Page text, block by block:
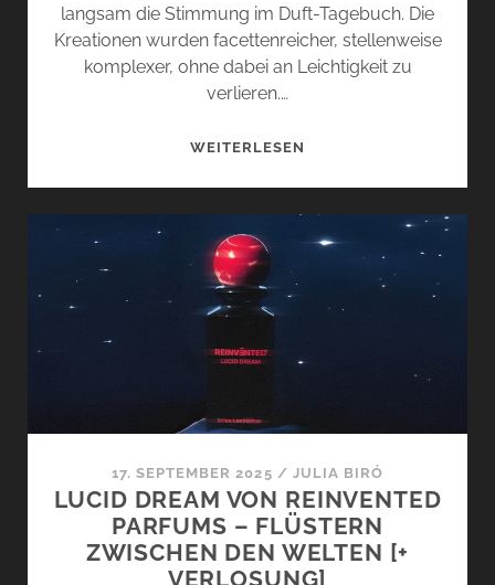
langsam die Stimmung im Duft-Tagebuch. Die
Kreationen wurden facettenreicher, stellenweise
komplexer, ohne dabei an Leichtigkeit zu
verlieren.…
WEITERLESEN
OKTOBER
17. SEPTEMBER 2025 / JULIA BIRÓ
LUCID DREAM VON REINVENTED
PARFUMS – FLÜSTERN
ZWISCHEN DEN WELTEN [+
VERLOSUNG]